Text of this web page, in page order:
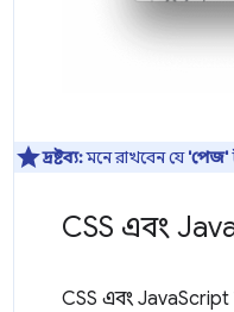
দ্রষ্টব্য:মনে রাখবেন যে'পেজ'
CSS এবং
CSS এবং